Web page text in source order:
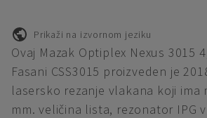
Prikaži na izvornom jeziku
Ovaj Mazak Optiplex Nexus 3015
Fasani CSS3015 proizveden je
lasersko rezanje vlakana koji ima
mm. veličina lista, rezonator IPG